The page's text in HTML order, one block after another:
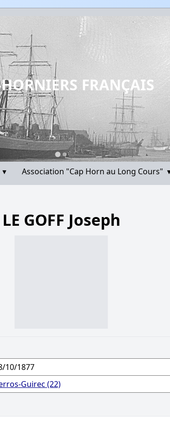
FRANÇAIS
▾ Association "Cap Horn au Long Cours"
LE GOFF Joseph
10/1877
Guirec (22)